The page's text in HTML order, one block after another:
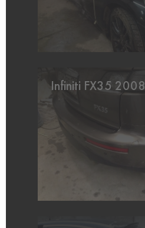
Infiniti FX35 2008